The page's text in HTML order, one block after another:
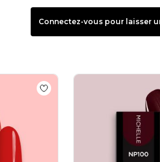
Connectez-vous pour laisser
effet gel
Add to wishlist Vernis